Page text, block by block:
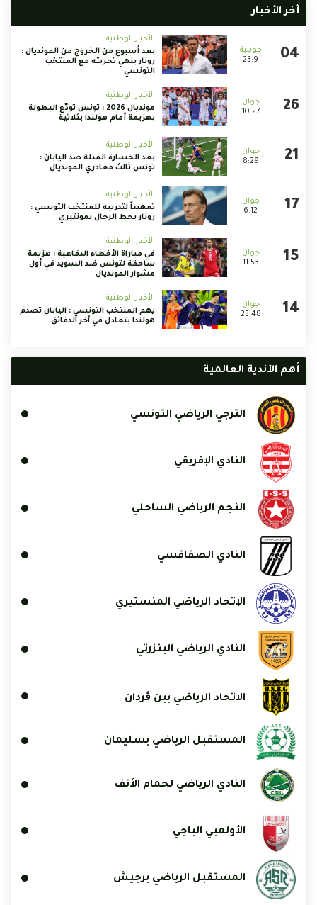
أخر الأخبار
23:9
الأخبار الوطنية
بعد أسبوع من الخروج من المونديال :
رونار ينهي تجربته مع المنتخب
التونسي
10:27
الأخبار الوطنية
مونديال 2026 : تونس تودّع البطولة
بهزيمة أمام هولندا بثلاثية
8:29
الأخبار الوطنية
بعد الخسارة المذلة ضد اليابان :
تونس ثالث مغادري المونديال
6:12
الأخبار الوطنية
تمهيداً لتدريبه للمنتخب التونسي :
رونار يحط الرحال بمونتيري
11:53
الأخبار الوطنية
في مباراة الأخطاء الدفاعية : هزيمة
ساحقة لتونس ضد السويد في أول
مشوار المونديال
23:48
الأخبار الوطنية
يهم المنتخب التونسي : اليابان تصدم
هولندا بتعادل في آخر الدقائق
أهم الأندية العالمية
الترجي الرياضي التونسي
النادي الإفريقي
النجم الرياضي الساحلي
النادي الصفاقسي
الإتحاد الرياضي المنستيري
النادي الرياضي البنزرتي
الاتحاد الرياضي ببن ڨردان
المستقبل الرياضي بسليمان
النادي الرياضي لحمام الأنف
الأولمبي الباجي
المستقبل الرياضي برجيش